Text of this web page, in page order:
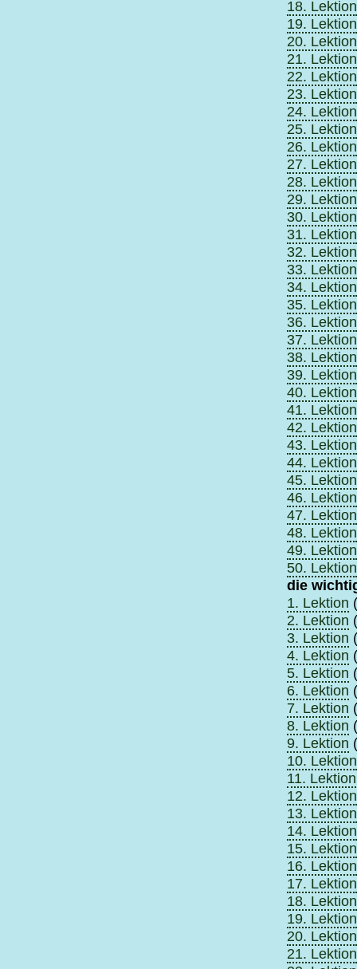
18. Lektion
19. Lektion
20. Lektion
21. Lektion
22. Lektion
23. Lektion
24. Lektion
25. Lektion
26. Lektion
27. Lektion
28. Lektion
29. Lektion
30. Lektion
31. Lektion
32. Lektion
33. Lektion
34. Lektion
35. Lektion
36. Lektion
37. Lektion
38. Lektion
39. Lektion
40. Lektion
41. Lektion
42. Lektion
43. Lektion
44. Lektion
45. Lektion
46. Lektion
47. Lektion
48. Lektion
49. Lektion
50. Lektion
die
1. Lektion
2. Lektion
3. Lektion
4. Lektion
5. Lektion
6. Lektion
7. Lektion
8. Lektion
9. Lektion
10. Lektion
11. Lektion
12. Lektion
13. Lektion
14. Lektion
15. Lektion
16. Lektion
17. Lektion
18. Lektion
19. Lektion
20. Lektion
21. Lektion